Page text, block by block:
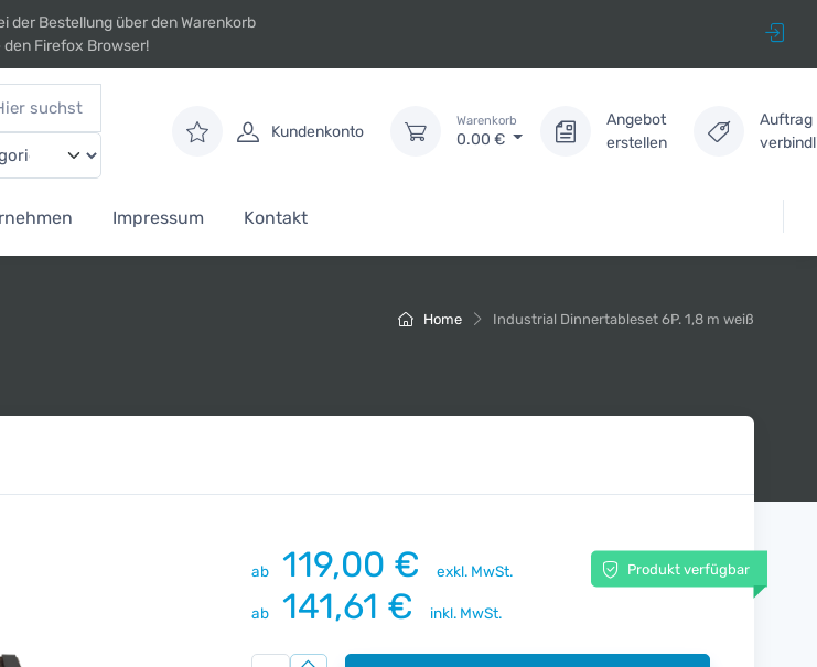
der Bestellung über den Warenkorb
Firefox Browser!
Kundenkonto
Warenkorb
0.00 €
Angebot
erstellen
Auftrag
Impressum Kontakt
Home Industrial Dinnertableset 6P. 1,8 m weiß
ab 119,00 € exkl. MwSt.
ab 141,61 € inkl. MwSt.
Produkt verfügbar